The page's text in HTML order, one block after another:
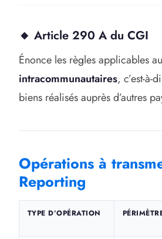
🔸 Article 290 A du CGI
Énonce les règles applicables
intracommunautaires, c’est-à-
biens réalisés auprès d’autres
Opérations à
Reporting
TYPE D’OPÉRATION